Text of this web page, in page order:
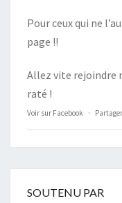
Pour ceux qui ne
page !!
Allez vite rejoindre
raté !
Voir sur Facebook · Partager
SOUTENU PAR